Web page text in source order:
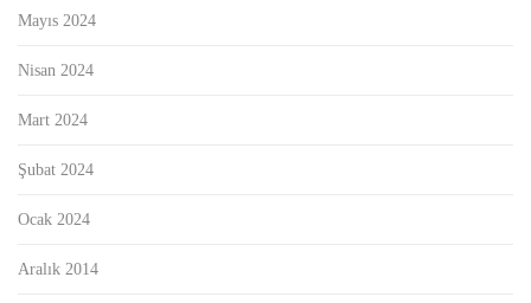
Mayıs 2024
Nisan 2024
Mart 2024
Şubat 2024
Ocak 2024
Aralık 2014